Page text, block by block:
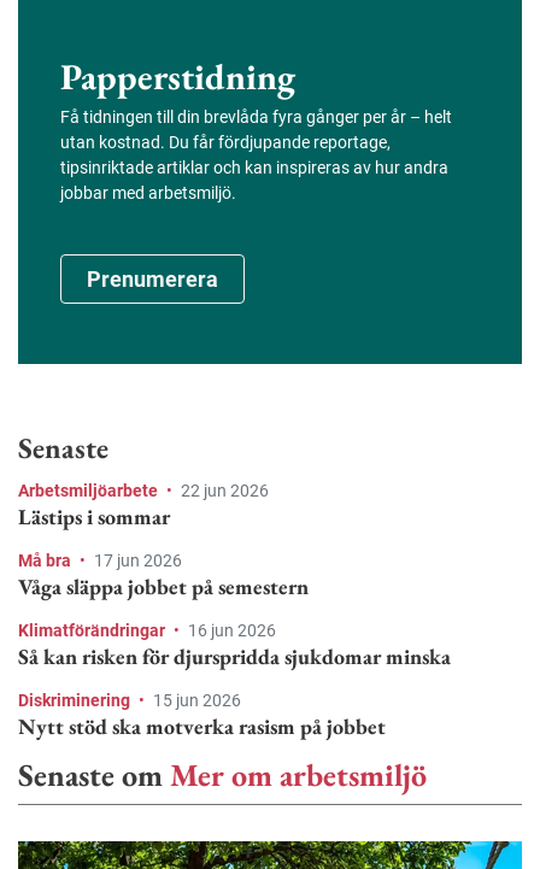
Papperstidning
Få tidningen till din brevlåda fyra gånger per år – helt
utan kostnad. Du får fördjupande reportage,
tipsinriktade artiklar och kan inspireras av hur andra
jobbar med arbetsmiljö.
Prenumerera
Senaste
Arbetsmiljöarbete • 22 jun 2026
Lästips i sommar
Må bra • 17 jun 2026
Våga släppa jobbet på semestern
Klimatförändringar • 16 jun 2026
Så kan risken för djurspridda sjukdomar minska
Diskriminering • 15 jun 2026
Nytt stöd ska motverka rasism på jobbet
Senaste omMer om arbetsmiljö